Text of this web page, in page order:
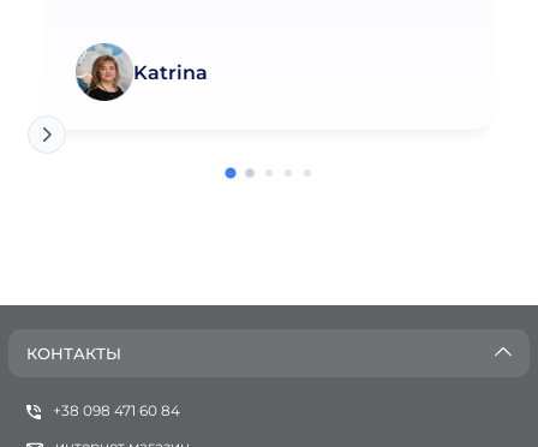
Katrina
КОНТАКТЫ
+38 098 471 60 84